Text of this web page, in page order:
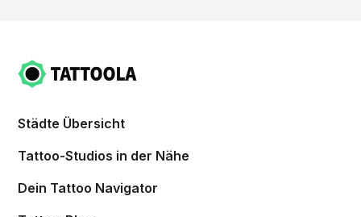
Städte Übersicht
Tattoo-Studios in der Nähe
Dein Tattoo Navigator